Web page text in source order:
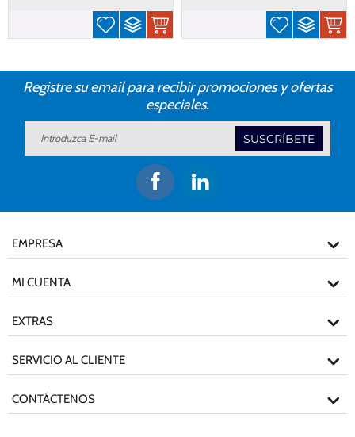
Registre su email para recibir promociones y ofertas
especiales.
SUSCRÍBETE
EMPRESA
MI CUENTA
EXTRAS
SERVICIO AL CLIENTE
CONTÁCTENOS